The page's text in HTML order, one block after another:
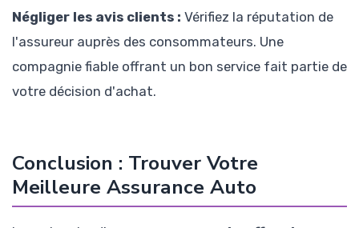
Négliger les avis clients : Vérifiez la réputation de
l'assureur auprès des consommateurs. Une
compagnie fiable offrant un bon service fait partie de
votre décision d'achat.
Conclusion : Trouver Votre
Meilleure Assurance Auto